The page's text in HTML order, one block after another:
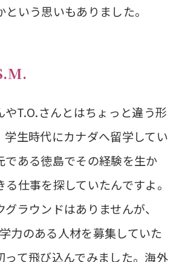
いう思いもありました。
やT.O.さんとはちょっと違う形
学生時代にカナダへ留学してい
である徳島でその経験を生か
仕事を探していたんですよ。
ラウンドはありませんが、
力のある人材を募集していた
って飛び込んでみました。海外